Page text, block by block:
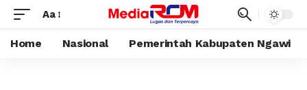
Aa
Home Nasional Pemerintah Kabupaten Ngawi